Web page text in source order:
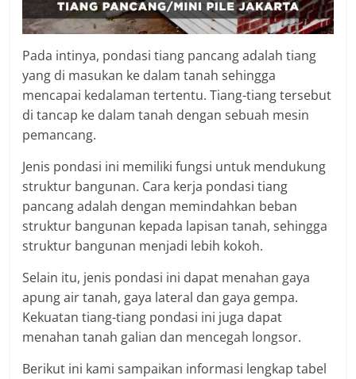
Pada intinya, pondasi tiang pancang adalah tiang
yang di masukan ke dalam tanah sehingga
mencapai kedalaman tertentu. Tiang-tiang tersebut
di tancap ke dalam tanah dengan sebuah mesin
pemancang.
Jenis pondasi ini memiliki fungsi untuk mendukung
struktur bangunan. Cara kerja pondasi tiang
pancang adalah dengan memindahkan beban
struktur bangunan kepada lapisan tanah, sehingga
struktur bangunan menjadi lebih kokoh.
Selain itu, jenis pondasi ini dapat menahan gaya
apung air tanah, gaya lateral dan gaya gempa.
Kekuatan tiang-tiang pondasi ini juga dapat
menahan tanah galian dan mencegah longsor.
Berikut ini kami sampaikan informasi lengkap tabel